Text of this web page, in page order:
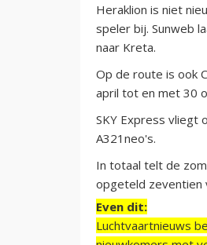
Heraklion is niet
speler bij. Sunweb
naar Kreta.
Op de route is ook
april tot en met 30
SKY Express vliegt
A321neo's.
In totaal telt de
opgeteld zeventien
Even dit:
Luchtvaartnieuws